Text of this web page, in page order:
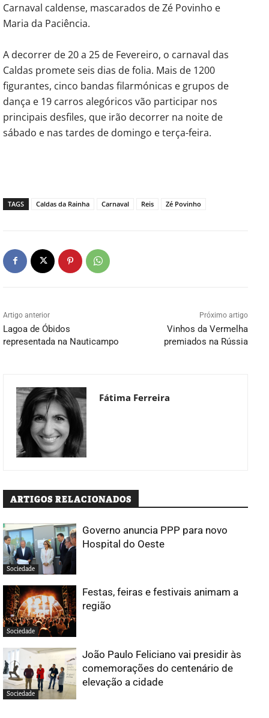
Carnaval caldense, mascarados de Zé Povinho e
Maria da Paciência.
A decorrer de 20 a 25 de Fevereiro, o carnaval das
Caldas promete seis dias de folia. Mais de 1200
figurantes, cinco bandas filarmónicas e grupos de
dança e 19 carros alegóricos vão participar nos
principais desfiles, que irão decorrer na noite de
sábado e nas tardes de domingo e terça-feira.
TAGS Caldas da Rainha Carnaval Reis Zé Povinho
Artigo anterior
Lagoa de Óbidos
representada na Nauticampo
Próximo artigo
Vinhos da Vermelha
premiados na Rússia
Fátima Ferreira
ARTIGOS RELACIONADOS
Sociedade
Governo anuncia PPP para novo
Hospital do Oeste
Sociedade
Festas, feiras e festivais animam a
região
Sociedade
João Paulo Feliciano vai presidir às
comemorações do centenário de
elevação a cidade